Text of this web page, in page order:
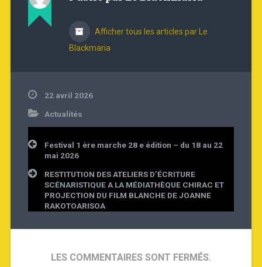
Afficher tous les articles par Le
Blackmaria
22 avril 2026
Actualités
Navigation
de
l’article
Festival 1 ère marche 28 e édition – du 18 au 22
mai 2026
RESTITUTION DES ATELIERS D’ÉCRITURE
SCÉNARISTIQUE A LA MÉDIATHÈQUE CHIRAC ET
PROJECTION DU FILM BLANCHE DE JOANNE
RAKOTOARISOA
LES COMMENTAIRES SONT FERMÉS.